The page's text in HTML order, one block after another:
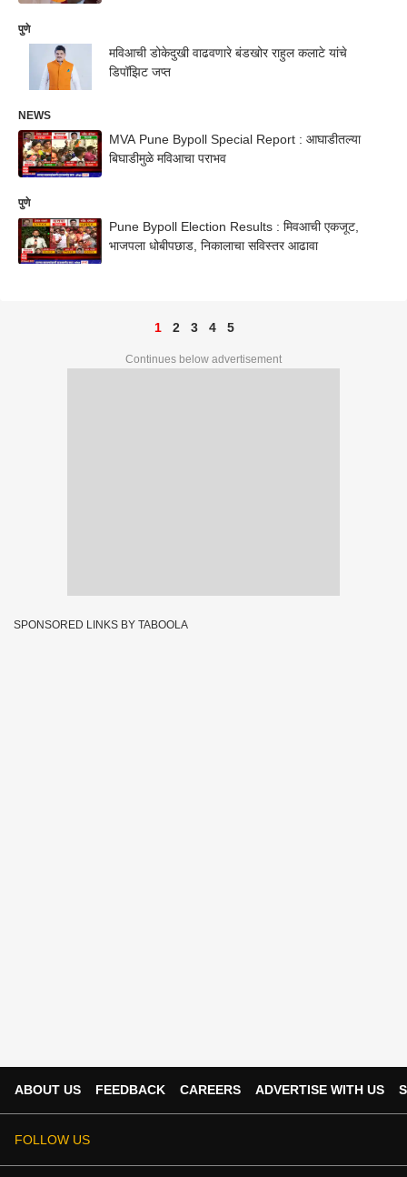
पुणे
मविआची डोकेदुखी वाढवणारे बंडखोर राहुल कलाटे यांचे
डिपॉझिट जप्त
NEWS
MVA Pune Bypoll Special Report : आघाडीतल्या
बिघाडीमुळे मविआचा पराभव
पुणे
Pune Bypoll Election Results : मिवआची एकजूट,
भाजपला धोबीपछाड, निकालाचा सविस्तर आढावा
1 2 3 4 5
Continues below advertisement
SPONSORED LINKS BY TABOOLA
ABOUT US FEEDBACK CAREERS ADVERTISE WITH US
FOLLOW US